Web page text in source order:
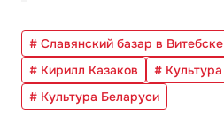
# Славянский базар в Витебске
# Кирилл Казаков
# Культура
# Культура Беларуси